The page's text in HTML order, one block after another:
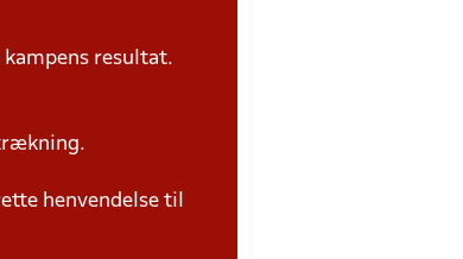
resultat.
henvendelse til